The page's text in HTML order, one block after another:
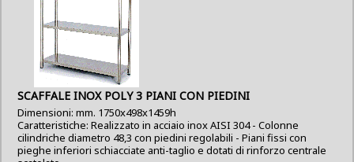
SCAFFALE INOX POLY 3 PIANI CON PIEDINI
Dimensioni: mm. 1750x498x1459h
Caratteristiche: Realizzato in acciaio inox AISI 304 - Colonne
cilindriche diametro 48,3 con piedini regolabili - Piani fissi con
pieghe inferiori schiacciate anti-taglio e dotati di rinforzo centrale